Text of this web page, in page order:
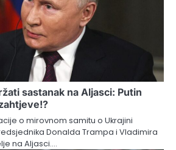
sastanak na Aljasci: Putin
o mirovnom samitu o Ukrajini
Donalda Trampa i Vladimira
na Aljasci.…